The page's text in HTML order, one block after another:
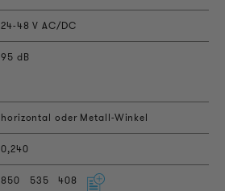
24-48 V AC/DC
95 dB
horizontal oder Metall-Winkel
0,240
850 535 408